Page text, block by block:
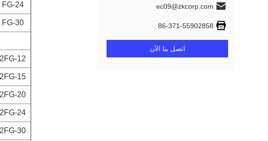
ec09@zkcorp.com
86-371-55902858
اتصل بنا الآن
FG-24
FG-30
2FG-12
2FG-15
2FG-20
2FG-24
2FG-30